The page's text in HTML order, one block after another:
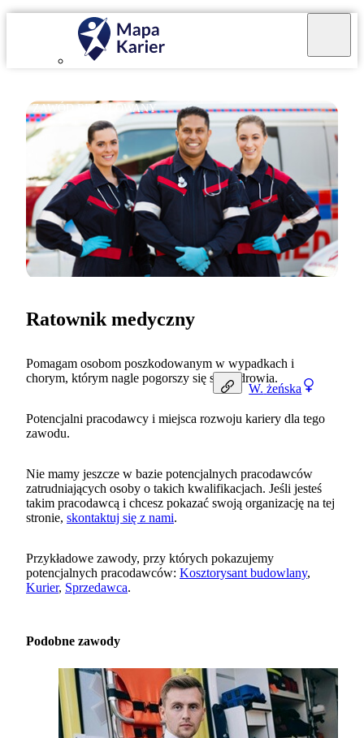
ZAWÓD REGULOWANY
W. żeńska
Ratownik medyczny
Pomagam osobom poszkodowanym w wypadkach i
chorym, którym nagle pogorszy się stan zdrowia.
Potencjalni pracodawcy i miejsca rozwoju kariery dla tego
zawodu.
Nie mamy jeszcze w bazie potencjalnych pracodawców
zatrudniających osoby o takich kwalifikacjach. Jeśli jesteś
takim pracodawcą i chcesz pokazać swoją organizację na tej
stronie, skontaktuj się z nami.
Przykładowe zawody, przy których pokazujemy
potencjalnych pracodawców: Kosztorysant budowlany,
Kurier, Sprzedawca.
Podobne zawody